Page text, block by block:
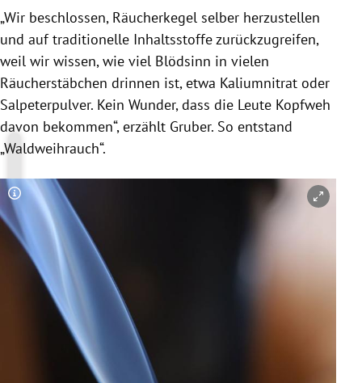
„Wir beschlossen, Räucherkegel selber herzustellen
und auf traditionelle Inhaltsstoffe zurückzugreifen,
weil wir wissen, wie viel Blödsinn in vielen
Räucherstäbchen drinnen ist, etwa Kaliumnitrat oder
Salpeterpulver. Kein Wunder, dass die Leute Kopfweh
davon bekommen“, erzählt Gruber. So entstand
„Waldweihrauch“.
Copyright-Hinweis öffnen/schließen